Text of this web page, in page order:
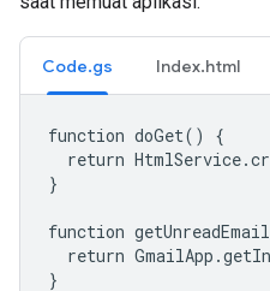
Code.gs Index.html
function doGet() {
return
}
function
return
}